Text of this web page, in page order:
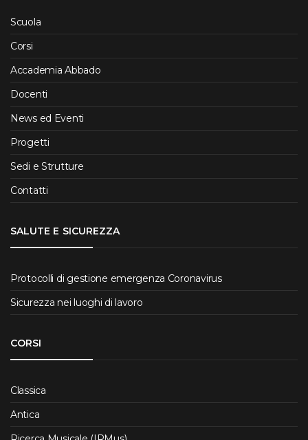
Scuola
Corsi
Accademia Abbado
Docenti
News ed Eventi
Progetti
Sedi e Strutture
Contatti
SALUTE E SICUREZZA
Protocolli di gestione emergenza Coronavirus
Sicurezza nei luoghi di lavoro
CORSI
Classica
Antica